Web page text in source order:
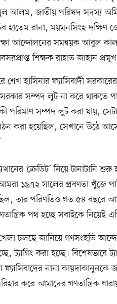
আলম, জাতীয় পরিষদ সদস্য
হাতেম রানা, ময়মনসিংহ দক্ষিণ
আন্দোলনের সমন্বয়ক আবুল
শিক্ষক রাহাত জাহান
শেখ হাসিনার ফ্যাসিবাদী
সরকার সম্পদ লুট না করে থাকতে
পরিমাণ সম্পদ লুট করা যায়,
করা হয়েছিল, সেখানে উঠে
‘ক্রেডিট’ নিয়ে টানাটানি
১৯৭২ সালের প্রবণতা খুঁজে
তার পরিণতিও গত ৫৪ বছরে
পথ হচ্ছে সবাইকে নিয়েই
চলছে জানিয়ে গণসংহতি
ট্যাগিং করা হচ্ছে। বিশেষভাবে
নানা কায়দাকানুনকে
করে আমাদের গণতান্ত্রিক